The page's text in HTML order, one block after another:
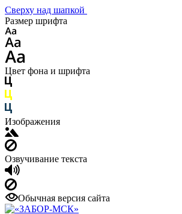
Сверху над шапкой
Размер шрифта
Цвет фона и шрифта
Изображения
Озвучивание текста
Обычная версия сайта